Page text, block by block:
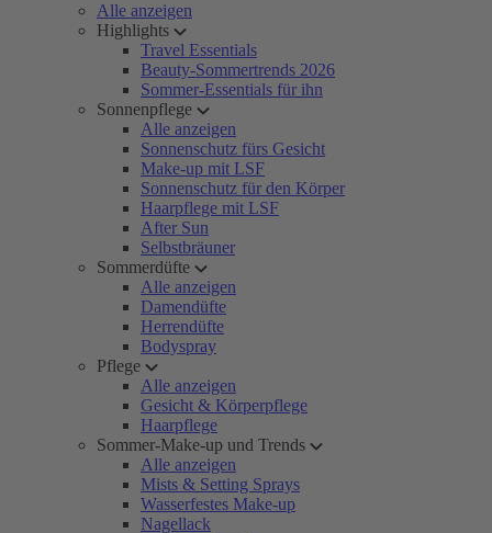
Alle anzeigen
Highlights
Travel Essentials
Beauty-Sommertrends 2026
Sommer-Essentials für ihn
Sonnenpflege
Alle anzeigen
Sonnenschutz fürs Gesicht
Make-up mit LSF
Sonnenschutz für den Körper
Haarpflege mit LSF
After Sun
Selbstbräuner
Sommerdüfte
Alle anzeigen
Damendüfte
Herrendüfte
Bodyspray
Pflege
Alle anzeigen
Gesicht & Körperpflege
Haarpflege
Sommer-Make-up und Trends
Alle anzeigen
Mists & Setting Sprays
Wasserfestes Make-up
Nagellack